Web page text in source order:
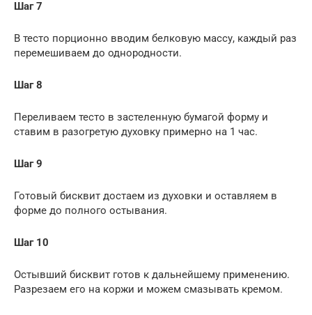
Шаг 7
В тесто порционно вводим белковую массу, каждый раз
перемешиваем до однородности.
Шаг 8
Переливаем тесто в застеленную бумагой форму и
ставим в разогретую духовку примерно на 1 час.
Шаг 9
Готовый бисквит достаем из духовки и оставляем в
форме до полного остывания.
Шаг 10
Остывший бисквит готов к дальнейшему применению.
Разрезаем его на коржи и можем смазывать кремом.